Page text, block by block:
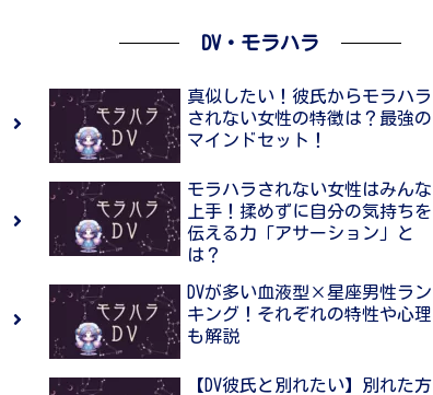
DV・モラハラ
真似したい！彼氏からモラハラ
されない女性の特徴は？最強の
マインドセット！
モラハラされない女性はみんな
上手！揉めずに自分の気持ちを
伝える力「アサーション」と
は？
DVが多い血液型×星座男性ラン
キング！それぞれの特性や心理
も解説
【DV彼氏と別れたい】別れた方